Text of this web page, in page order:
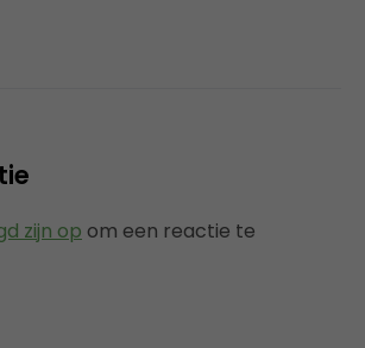
zijn op om een reactie te